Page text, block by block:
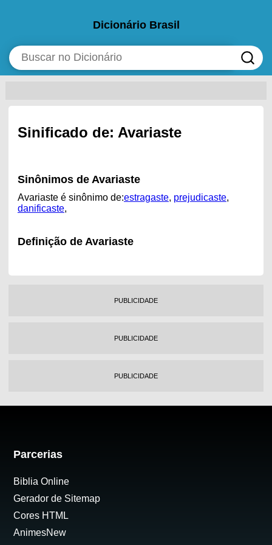
Dicionário Brasil
Sinificado de: Avariaste
Sinônimos de Avariaste
Avariaste é sinônimo de:estragaste, prejudicaste,
danificaste,
Definição de Avariaste
PUBLICIDADE
PUBLICIDADE
PUBLICIDADE
Parcerias
Biblia Online
Gerador de Sitemap
Cores HTML
AnimesNew